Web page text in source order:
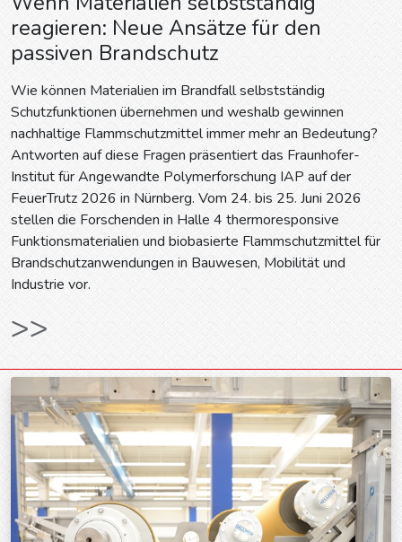
reagieren: Neue Ansätze für den
passiven Brandschutz
Wie können Materialien im Brandfall selbstständig
Schutzfunktionen übernehmen und weshalb gewinnen
nachhaltige Flammschutzmittel immer mehr an Bedeutung?
Antworten auf diese Fragen präsentiert das Fraunhofer-
Institut für Angewandte Polymerforschung IAP auf der
FeuerTrutz 2026 in Nürnberg. Vom 24. bis 25. Juni 2026
stellen die Forschenden in Halle 4 thermoresponsive
Funktionsmaterialien und biobasierte Flammschutzmittel für
Brandschutzanwendungen in Bauwesen, Mobilität und
Industrie vor.
>>